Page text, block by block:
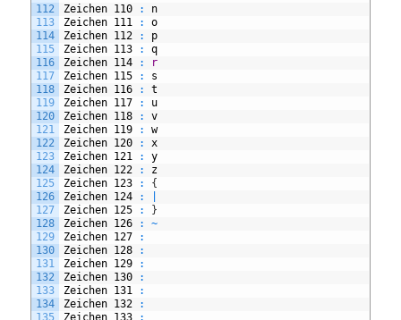
112
113
114
115
116
117
118
119
120
121
122
123
124
125
126
127
128
129
130
131
132
133
134
135
Zeichen 110 :
n
Zeichen 111 :
o
Zeichen 112 :
p
Zeichen 113 :
q
Zeichen 114 :
r
Zeichen 115 :
s
Zeichen 116 :
t
Zeichen 117 :
u
Zeichen 118 :
v
Zeichen 119 :
w
Zeichen 120 :
x
Zeichen 121 :
y
Zeichen 122 :
z
Zeichen 123 :
{
Zeichen 124 :
Zeichen 125 :
}
Zeichen 126 :
~
Zeichen 127
:
Zeichen 128
:
Zeichen 129
:
Zeichen 130
:
Zeichen 131
:
Zeichen 132
:
Zeichen 133
: